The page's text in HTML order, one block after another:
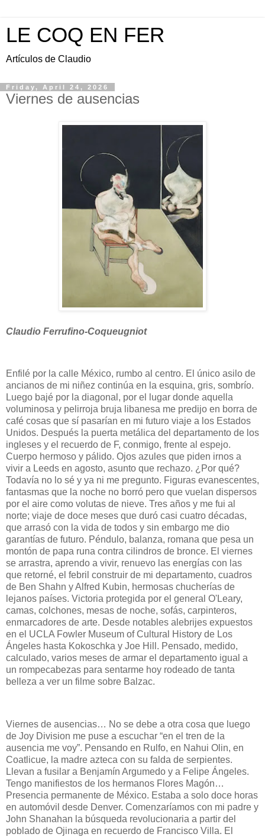
LE COQ EN FER
Artículos de Claudio
Friday, April 24, 2026
Viernes de ausencias
Claudio Ferrufino-Coqueugniot
Enfilé por la calle México, rumbo al centro. El único asilo de
ancianos de mi niñez continúa en la esquina, gris, sombrío.
Luego bajé por la diagonal, por el lugar donde aquella
voluminosa y pelirroja bruja libanesa me predijo en borra de
café cosas que sí pasarían en mi futuro viaje a los Estados
Unidos. Después la puerta metálica del departamento de los
ingleses y el recuerdo de F, conmigo, frente al espejo.
Cuerpo hermoso y pálido. Ojos azules que piden irnos a
vivir a Leeds en agosto, asunto que rechazo. ¿Por qué?
Todavía no lo sé y ya ni me pregunto. Figuras evanescentes,
fantasmas que la noche no borró pero que vuelan dispersos
por el aire como volutas de nieve. Tres años y me fui al
norte; viaje de doce meses que duró casi cuatro décadas,
que arrasó con la vida de todos y sin embargo me dio
garantías de futuro. Péndulo, balanza, romana que pesa un
montón de papa runa contra cilindros de bronce. El viernes
se arrastra, aprendo a vivir, renuevo las energías con las
que retorné, el febril construir de mi departamento, cuadros
de Ben Shahn y Alfred Kubin, hermosas chucherías de
lejanos países. Victoria protegida por el general O'Leary,
camas, colchones, mesas de noche, sofás, carpinteros,
enmarcadores de arte. Desde notables alebrijes expuestos
en el UCLA Fowler Museum of Cultural History de Los
Ángeles hasta Kokoschka y Joe Hill. Pensado, medido,
calculado, varios meses de armar el departamento igual a
un rompecabezas para sentarme hoy rodeado de tanta
belleza a ver un filme sobre Balzac.
Viernes de ausencias… No se debe a otra cosa que luego
de Joy Division me puse a escuchar “en el tren de la
ausencia me voy”. Pensando en Rulfo, en Nahui Olin, en
Coatlicue, la madre azteca con su falda de serpientes.
Llevan a fusilar a Benjamín Argumedo y a Felipe Ángeles.
Tengo manifiestos de los hermanos Flores Magón…
Presencia permanente de México. Estaba a solo doce horas
en automóvil desde Denver. Comenzaríamos con mi padre y
John Shanahan la búsqueda revolucionaria a partir del
poblado de Ojinaga en recuerdo de Francisco Villa. El